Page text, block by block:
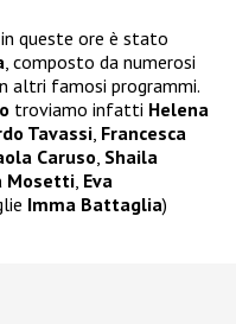
queste ore è stato
, composto da numerosi
altri famosi programmi.
troviamo infatti Helena
Tavassi, Francesca
Caruso, Shaila
Mosetti, Eva
Imma Battaglia)